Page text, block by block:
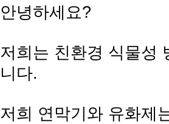
안녕하세요?
저희는 친환경 식물성
니다.
저희 연막기와 유화제